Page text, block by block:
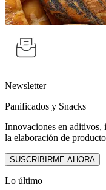
Newsletter
Panificados y Snacks
Innovaciones en aditivos,
la elaboración de
SUSCRIBIRME AHORA
Lo último